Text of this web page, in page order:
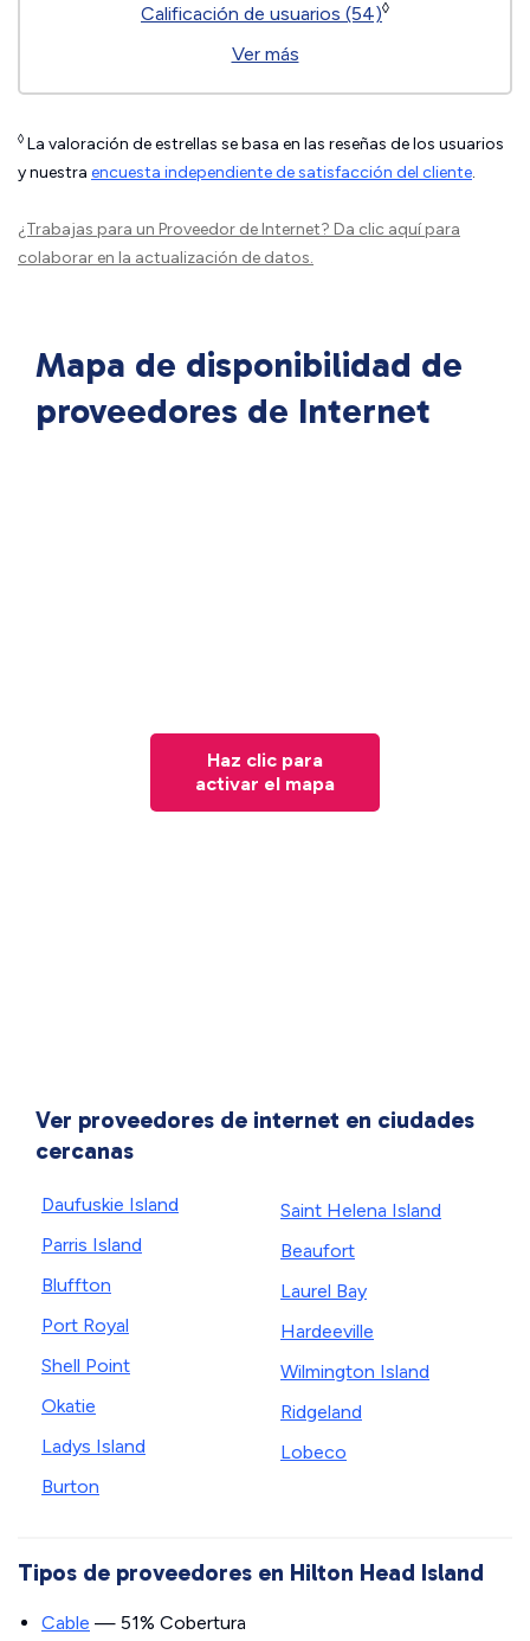
Calificación de usuarios (54)◊
Ver más
◊ La valoración de estrellas se basa en las reseñas de los usuarios
y nuestra encuesta independiente de satisfacción del cliente.
¿Trabajas para un Proveedor de Internet? Da clic aquípara
colaborar en la actualización de datos.
Mapa de disponibilidad de
proveedores de Internet
Haz clic para
activar el mapa
Ver proveedores de internet en ciudades
cercanas
Daufuskie Island
Parris Island
Bluffton
Port Royal
Shell Point
Okatie
Ladys Island
Burton
Saint Helena Island
Beaufort
Laurel Bay
Hardeeville
Wilmington Island
Ridgeland
Lobeco
Tipos de proveedores en Hilton Head Island
Cable — 51% Cobertura